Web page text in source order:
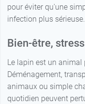
pour éviter qu'une
infection plus sérieuse.
Bien-être,
Le lapin est un animal
Déménagement,
animaux ou simple
quotidien peuvent